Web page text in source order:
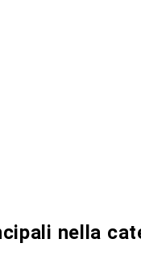
nella